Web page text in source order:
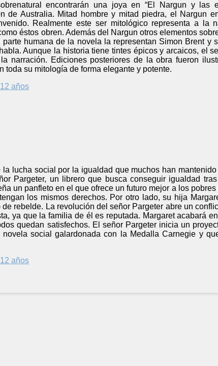
encontrarán una joya en “El Nargun y las
de Australia. Mitad hombre y mitad piedra, el Nargun
Realmente este ser mitológico representa a la
éstos obren. Además del Nargun otros elementos
humana de la novela la representan Simon Brent y
Aunque la historia tiene tintes épicos y arcaicos, el
narración. Ediciones posteriores de la obra fueron
toda su mitología de forma elegante y potente.
años
la lucha social por la igualdad que muchos han
Pargeter, un librero que busca conseguir igualdad
un panfleto en el que ofrece un futuro mejor a los
los mismos derechos. Por otro lado, su hija
rebelde. La revolución del señor Pargeter abre un
ya que la familia de él es reputada. Margaret acabará
quedan satisfechos. El señor Pargeter inicia un
novela social galardonada con la Medalla Carnegie y
años